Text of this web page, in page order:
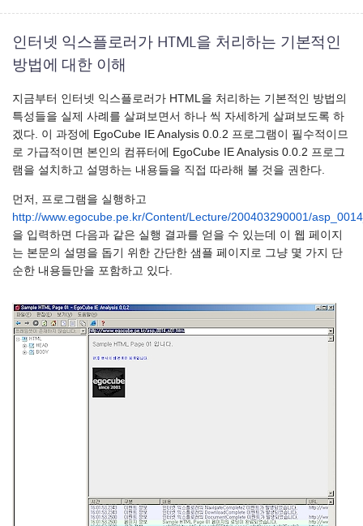
인터넷 익스플로러가 HTML을 처리하는 기본적인
방법에 대한 이해
지금부터 인터넷 익스플로러가 HTML을 처리하는 기본적인 방법의
특성들을 실제 사례를 살펴보면서 하나 씩 자세하게 살펴보도록 하
겠다. 이 과정에 EgoCube IE Analysis 0.0.2 프로그램이 필수적이므
로 가급적이면 본인의 컴퓨터에 EgoCube IE Analysis 0.0.2 프로그
램을 설치하고 설명하는 내용들을 직접 따라해 볼 것을 권한다.
먼저, 프로그램을 실행하고
http://www.egocube.pe.kr/Content/Lecture/200403290001/
을 입력하면 다음과 같은 실행 결과를 얻을 수 있는데 이 웹 페이지
는 본문의 설명을 돕기 위한 간단한 샘플 페이지로 그냥 몇 가지 단
순한 내용들만을 포함하고 있다.